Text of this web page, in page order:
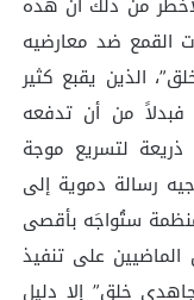
القمع ضد معارضيه
الذين يقبع كثير
من أن تدفعه
ذريعة لتسريع موجة
رسالة دموية إلى
ستُواجَه بأقصى
على تنفيذ
خلق” إلا دليل